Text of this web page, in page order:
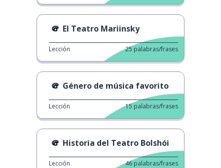
El Teatro Mariinsky
Lección 25 palabras/frases
Género de música favorito
Lección 15 palabras/frases
Historia del Teatro Bolshói
Lección 46 palabras/frases